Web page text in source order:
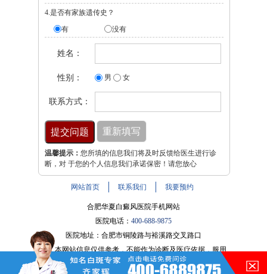
4.是否有家族遗传史？
有
没有
姓名：
性别： 男 女
联系方式：
温馨提示： 您所填的信息我们将及时反馈给医生进行诊
断，对 于您的个人信息我们承诺保密！请您放心
网站首页 联系我们 我要预约
合肥华夏白癜风医院手机网站
医院电话： 400-688-9875
医院地址：合肥市铜陵路与裕溪路交叉路口
注：本网站信息仅供参考，不能作为诊断及医疗依据，服用
药物或进行治疗时请遵医嘱。如有转载或引用文章涉及版权
在的，请讲！